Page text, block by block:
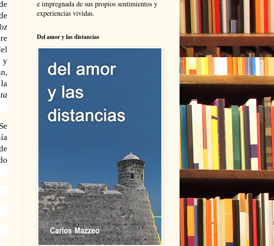
y
e impregnada de sus propios sentimientos y
experiencias vividas.
Del amor y las distancias